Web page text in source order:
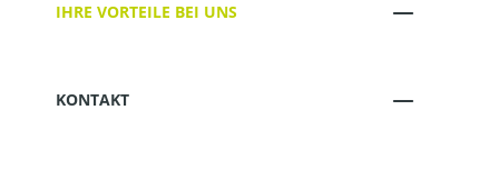
IHRE VORTEILE BEI UNS
KONTAKT